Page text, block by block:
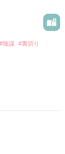
「ビジネス」
る、理不尽な災
大な悪に立ち
#陰謀 #裏切り
ます。